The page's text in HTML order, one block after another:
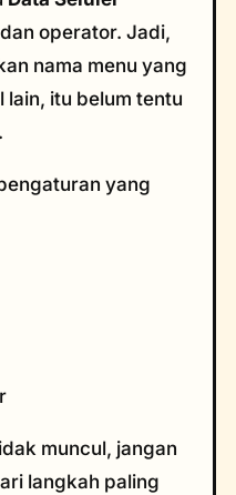
operator. Jadi,
nama menu yang
itu belum tentu
yang
muncul, jangan
langkah paling